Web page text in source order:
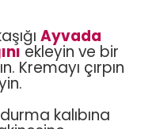
Ayvada
ekleyin ve bir
Kremayı çırpın
kalıbına